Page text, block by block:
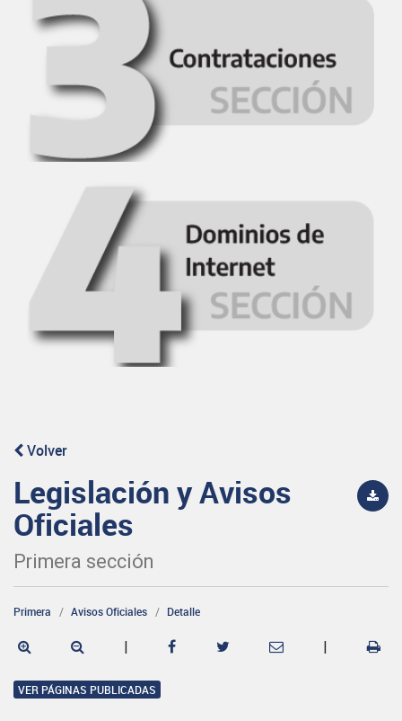
Volver
Legislación y Avisos
Oficiales
Primera sección
Primera Avisos Oficiales Detalle
| |
VER PÁGINAS PUBLICADAS